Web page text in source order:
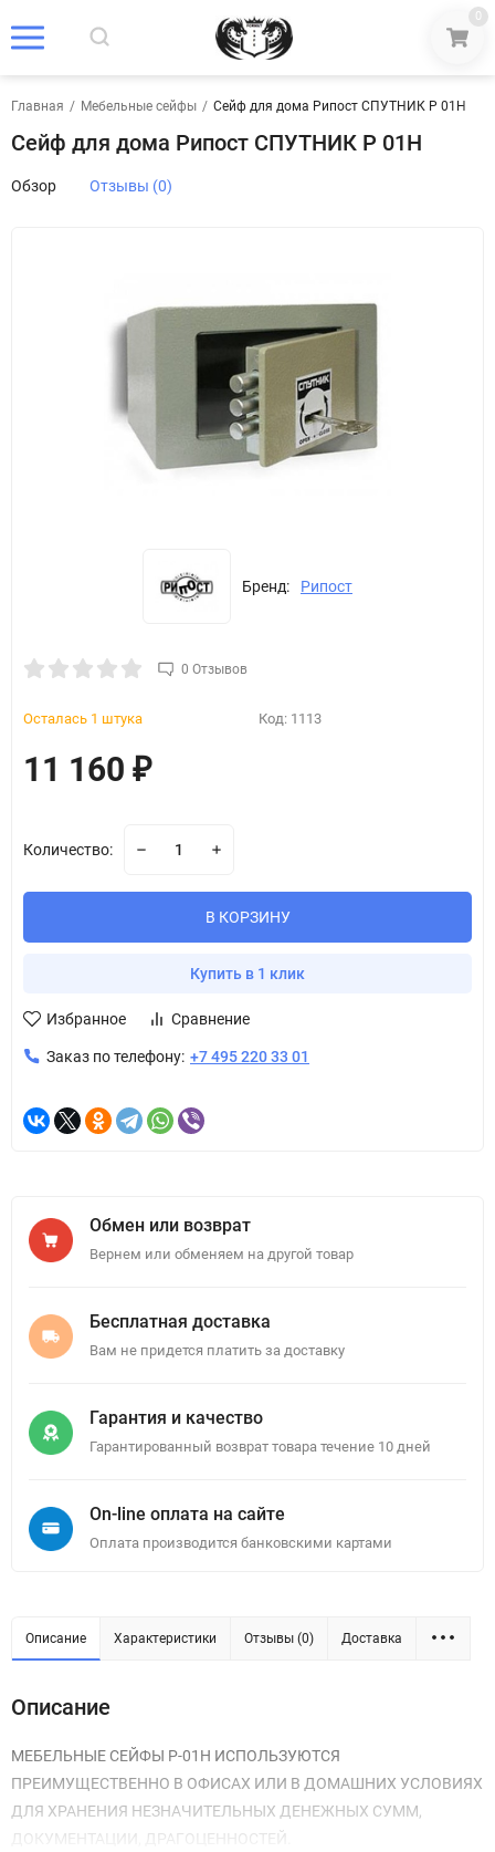
0
Главная / Мебельные сейфы / Сейф для дома Рипост СПУТНИК P 01Н
Сейф для дома Рипост СПУТНИК P 01Н
Обзор Отзывы (0)
Бренд: Рипост
0 Отзывов
Осталась 1 штука Код: 1113
11 160 ₽
Количество:
В КОРЗИНУ
Купить в 1 клик
Избранное Сравнение
Заказ по телефону: +7 495 220 33 01
Обмен или возврат
Вернем или обменяем на другой товар
Бесплатная доставка
Вам не придется платить за доставку
Гарантия и качество
Гарантированный возврат товара течение 10 дней
On-line оплата на сайте
Оплата производится банковскими картами
Описание Характеристики Отзывы (0) Доставка
Описание
МЕБЕЛЬНЫЕ СЕЙФЫ Р-01Н ИСПОЛЬЗУЮТСЯ
ПРЕИМУЩЕСТВЕННО В ОФИСАХ ИЛИ В ДОМАШНИХ УСЛОВИЯХ
ДЛЯ ХРАНЕНИЯ НЕЗНАЧИТЕЛЬНЫХ ДЕНЕЖНЫХ СУММ,
ДОКУМЕНТАЦИИ, ДРАГОЦЕННОСТЕЙ.